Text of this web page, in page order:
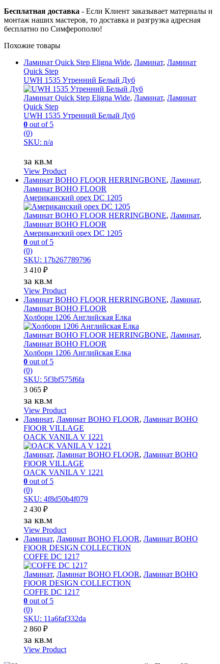
Бесплатная доставка - Если Клиент заказывает материалы и
монтаж наших мастеров, то доставка и разгрузка адресная
бесплатно по Симферополю!
Похожие товары
Ламинат Quick Step Eligna Wide, Ламинат, Ламинат
Quick Step
UWH 1535 Утренний Белый Дуб
Ламинат Quick Step Eligna Wide, Ламинат, Ламинат
Quick Step
UWH 1535 Утренний Белый Дуб
0 out of 5
(0)
SKU: n/a
за кв.м
View Product
Ламинат BOHO FLOOR HERRINGBONE, Ламинат,
Ламинат BOHO FLOOR
Американский орех DC 1205
Ламинат BOHO FLOOR HERRINGBONE, Ламинат,
Ламинат BOHO FLOOR
Американский орех DC 1205
0 out of 5
(0)
SKU: 17b267789796
3 410 ₽
за кв.м
View Product
Ламинат BOHO FLOOR HERRINGBONE, Ламинат,
Ламинат BOHO FLOOR
Холборн 1206 Английская Елка
Ламинат BOHO FLOOR HERRINGBONE, Ламинат,
Ламинат BOHO FLOOR
Холборн 1206 Английская Елка
0 out of 5
(0)
SKU: 5f3bf575f6fa
3 065 ₽
за кв.м
View Product
Ламинат, Ламинат BOHO FLOOR, Ламинат BOHO
FlOOR VILLAGE
OACK VANILA V 1221
Ламинат, Ламинат BOHO FLOOR, Ламинат BOHO
FlOOR VILLAGE
OACK VANILA V 1221
0 out of 5
(0)
SKU: 4f8d50b4f079
2 430 ₽
за кв.м
View Product
Ламинат, Ламинат BOHO FLOOR, Ламинат BOHO
FlOOR DESIGN COLLECTION
COFFE DC 1217
Ламинат, Ламинат BOHO FLOOR, Ламинат BOHO
FlOOR DESIGN COLLECTION
COFFE DC 1217
0 out of 5
(0)
SKU: 11a6faf332da
2 860 ₽
за кв.м
View Product